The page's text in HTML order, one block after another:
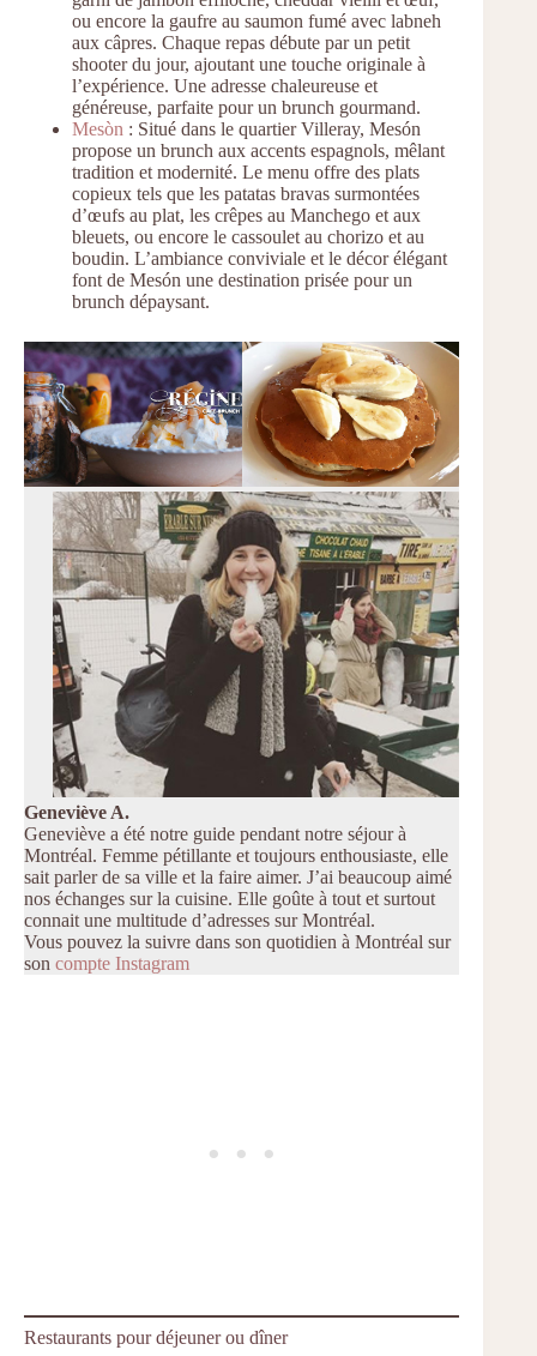
ou encore la gaufre au saumon fumé avec labneh
aux câpres. Chaque repas débute par un petit
shooter du jour, ajoutant une touche originale à
l’expérience. Une adresse chaleureuse et
généreuse, parfaite pour un brunch gourmand.
Mesòn : Situé dans le quartier Villeray, Mesón
propose un brunch aux accents espagnols, mêlant
tradition et modernité. Le menu offre des plats
copieux tels que les patatas bravas surmontées
d’œufs au plat, les crêpes au Manchego et aux
bleuets, ou encore le cassoulet au chorizo et au
boudin. L’ambiance conviviale et le décor élégant
font de Mesón une destination prisée pour un
brunch dépaysant.
Geneviève A.
Geneviève a été notre guide pendant notre séjour à
Montréal. Femme pétillante et toujours enthousiaste, elle
sait parler de sa ville et la faire aimer. J’ai beaucoup aimé
nos échanges sur la cuisine. Elle goûte à tout et surtout
connait une multitude d’adresses sur Montréal.
Vous pouvez la suivre dans son quotidien à Montréal sur
son compte Instagram
Restaurants pour déjeuner ou dîner